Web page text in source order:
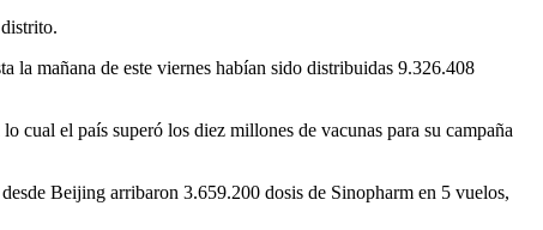
mañana de este viernes habían sido distribuidas 9.326.408
cual el país superó los diez millones de vacunas para su campaña
Beijing arribaron 3.659.200 dosis de Sinopharm en 5 vuelos,